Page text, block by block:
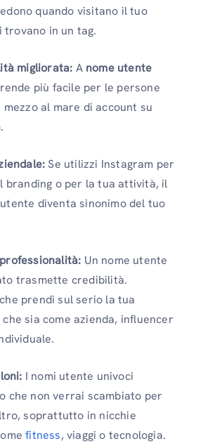
quando visitano il tuo
in un tag.
migliorata: A nome utente
rende più facile per le persone
al mare di account su
Se utilizzi Instagram per
branding o per la tua attività, il
diventa sinonimo del tuo
Un nome utente
trasmette credibilità.
prendi sul serio la tua
sia come azienda, influencer
I nomi utente univoci
che non verrai scambiato per
soprattutto in nicchie
fitness, viaggi o tecnologia.